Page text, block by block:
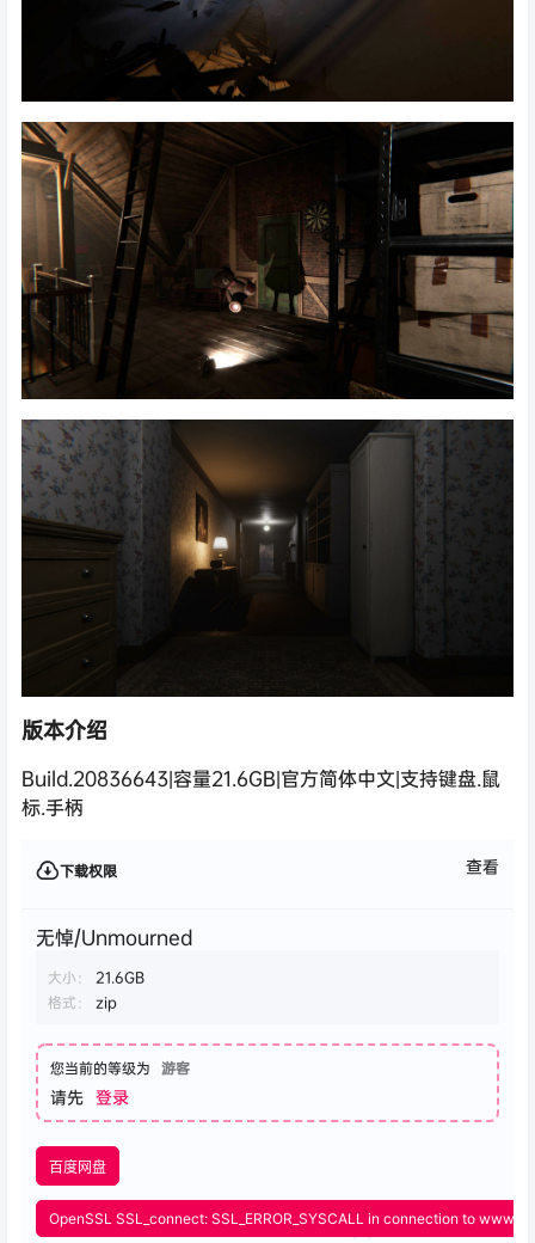
版本介绍
Build.20836643|容量21.6GB|官方简体中文|支持键盘.鼠
标.手柄
下载权限 查看
无悼/Unmourned
大小：
21.6GB
格式：
zip
您当前的等级为 游客
请先 登录
百度网盘
OpenSSL SSL_connect: SSL_ERROR_SYSCALL in connection to